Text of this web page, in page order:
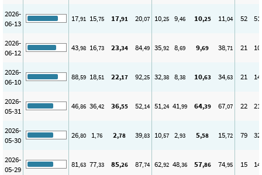
2026-
06-13
17,91 15,75 17,91 20,07 10,25 9,46 10,25 11,04 52 51
2026-
06-12
43,98 16,73 23,34 84,49 35,92 8,69 9,69 38,71 21 10
2026-
06-10
88,59 18,51 22,17 92,25 32,38 8,38 10,63 34,63 21 14
2026-
05-31
46,86 36,42 36,55 52,14 51,24 41,99 64,39 67,07 22 21
2026-
05-30
26,80 1,76 2,78 39,83 10,57 2,93 5,58 15,72 79 32
2026-
05-29
81,63 77,33 85,26 87,74 62,92 48,36 57,86 74,95 15 14